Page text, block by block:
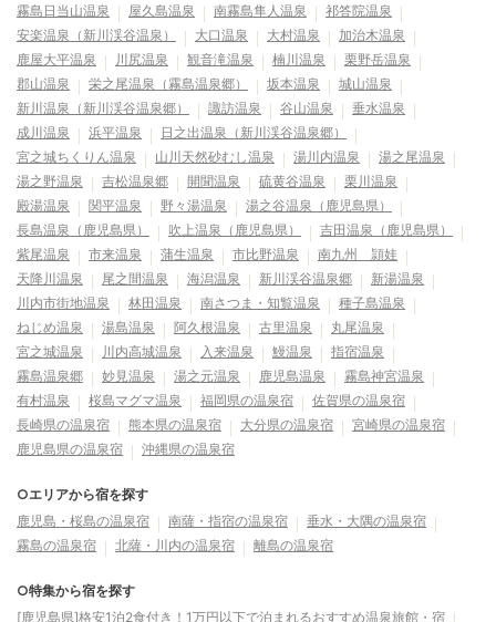
霧島日当山温泉 屋久島温泉 南霧島隼人温泉
祁答院温泉
安楽温泉（新川渓谷温泉）
大口温泉 大村温泉
加治木温泉
鹿屋大平温泉
川尻温泉 観音滝温泉 楠川温泉
栗野岳温泉
郡山温泉
栄之尾温泉（霧島温泉郷） 坂本温泉
城山温泉
新川温泉（新川渓谷温泉郷）
諏訪温泉 谷山温泉
垂水温泉
成川温泉
浜平温泉
日之出温泉（新川渓谷温泉郷）
宮之城ちくりん温泉
山川天然砂むし温泉 湯川内温泉
湯之尾温泉
湯之野温泉
吉松温泉郷 開聞温泉 硫黄谷温泉
栗川温泉
殿湯温泉
関平温泉 野々湯温泉
湯之谷温泉（鹿児島県）
長島温泉（鹿児島県）
吹上温泉（鹿児島県）
吉田温泉（鹿児島県）
紫尾温泉
市来温泉 蒲生温泉 市比野温泉
南九州 頴娃
天降川温泉
尾之間温泉 海潟温泉 新川渓谷温泉郷
新湯温泉
川内市街地温泉
林田温泉 南さつま・知覧温泉
種子島温泉
ねじめ温泉
湯島温泉 阿久根温泉 古里温泉
丸尾温泉
宮之城温泉
川内高城温泉 入来温泉 鰻温泉
指宿温泉
霧島温泉郷
妙見温泉 湯之元温泉 鹿児島温泉
霧島神宮温泉
有村温泉
桜島マグマ温泉 福岡県の温泉宿
佐賀県の温泉宿
長崎県の温泉宿
熊本県の温泉宿 大分県の温泉宿
宮崎県の温泉宿
鹿児島県の温泉宿
沖縄県の温泉宿
○エリアから宿を探す
鹿児島・桜島の温泉宿
南薩・指宿の温泉宿
垂水・大隅の温泉宿
霧島の温泉宿
北薩・川内の温泉宿 離島の温泉宿
○特集から宿を探す
[鹿児島県]格安1泊2食付き！1万円以下で泊まれるおすすめ温泉旅館・宿